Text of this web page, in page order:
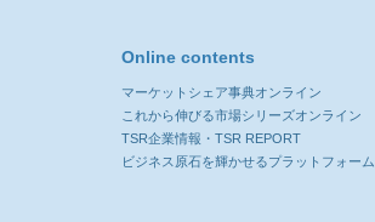
Online contents
マーケットシェア事典オンライン
これから伸びる市場シリーズオンライン
TSR企業情報・TSR REPORT
ビジネス原石を輝かせるプラットフォーム